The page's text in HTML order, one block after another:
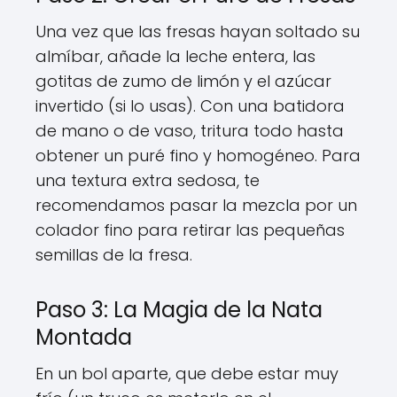
Una vez que las fresas hayan soltado su
almíbar, añade la leche entera, las
gotitas de zumo de limón y el azúcar
invertido (si lo usas). Con una batidora
de mano o de vaso, tritura todo hasta
obtener un puré fino y homogéneo. Para
una textura extra sedosa, te
recomendamos pasar la mezcla por un
colador fino para retirar las pequeñas
semillas de la fresa.
Paso 3: La Magia de la Nata
Montada
En un bol aparte, que debe estar muy